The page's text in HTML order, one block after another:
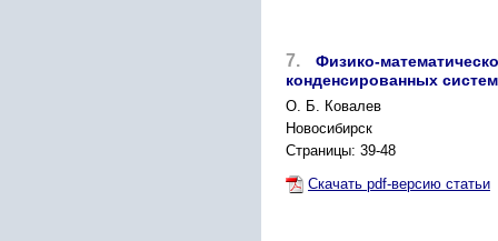
7.
Физико-
конденсированных систем
О. Б. Ковалев
Новосибирск
Страницы: 39-48
Скачать pdf-версию статьи